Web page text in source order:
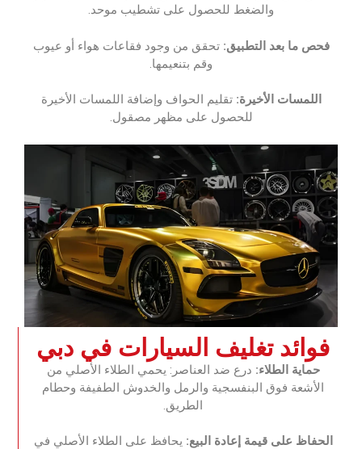
والضغط للحصول على تشطيب موحد.‏
‏فحص ما بعد التطبيق: ‏‏ تحقق من وجود فقاعات هواء أو عيوب
وقم بتنعيمها.‏
‏اللمسات الأخيرة:‏‏ تقليم الحواف وإضافة اللمسات الأخيرة
للحصول على مظهر مصقول.‏
‏فوائد تغليف السيارات في دبي‏
‏حماية الطلاء: ‏‏درع ضد العناصر: يحمي الطلاء الأصلي من
الأشعة فوق البنفسجية والرمل والخدوش الطفيفة وحطام
الطريق.‏
‏الحفاظ على قيمة إعادة البيع:‏‏ يحافظ على الطلاء الأصلي في